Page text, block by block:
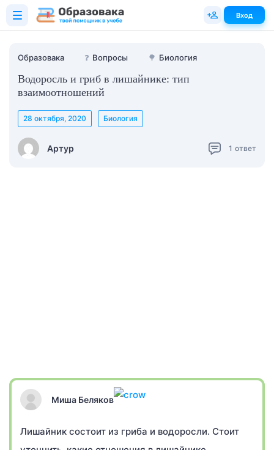
Образовака ❓ Вопросы 🌳 Биология
Водоросль и гриб в лишайнике: тип
взаимоотношений
Артур
28 октября, 2020 Биология
1 ответ
Миша Беляков
Лишайник состоит из гриба и водоросли. Стоит
Вход